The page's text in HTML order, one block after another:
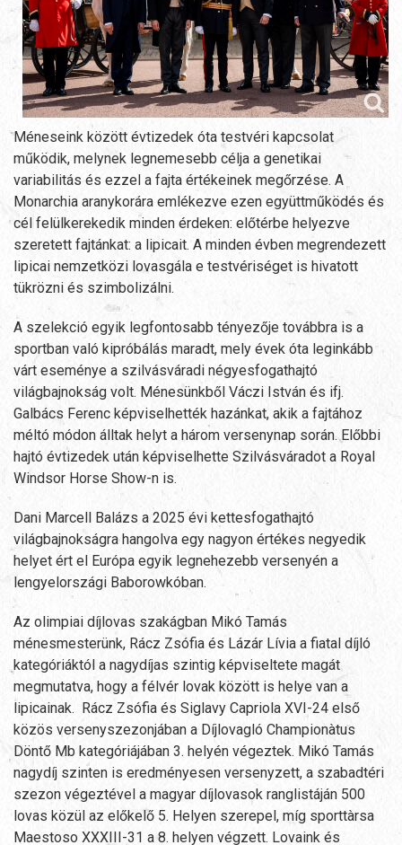
Méneseink között évtizedek óta testvéri kapcsolat
működik, melynek legnemesebb célja a genetikai
variabilitás és ezzel a fajta értékeinek megőrzése. A
Monarchia aranykorára emlékezve ezen együttműködés és
cél felülkerekedik minden érdeken: előtérbe helyezve
szeretett fajtánkat: a lipicait. A minden évben megrendezett
lipicai nemzetközi lovasgála e testvériséget is hivatott
tükrözni és szimbolizálni.
A szelekció egyik legfontosabb tényezője továbbra is a
sportban való kipróbálás maradt, mely évek óta leginkább
várt eseménye a szilvásváradi négyesfogathajtó
világbajnokság volt. Ménesünkből Váczi István és ifj.
Galbács Ferenc képviselhették hazánkat, akik a fajtához
méltó módon álltak helyt a három versenynap során. Előbbi
hajtó évtizedek után képviselhette Szilvásváradot a Royal
Windsor Horse Show-n is.
Dani Marcell Balázs a 2025 évi kettesfogathajtó
világbajnokságra hangolva egy nagyon értékes negyedik
helyet ért el Európa egyik legnehezebb versenyén a
lengyelországi Baborowkóban.
Az olimpiai díjlovas szakágban Mikó Tamás
ménesmesterünk, Rácz Zsófia és Lázár Lívia a fiatal díjló
kategóriáktól a nagydíjas szintig képviseltete magát
megmutatva, hogy a félvér lovak között is helye van a
lipicainak. Rácz Zsófia és Siglavy Capriola XVI-24 első
közös versenyszezonjában a Díjlovagló Championàtus
Döntő Mb kategóriájában 3. helyén végeztek. Mikó Tamás
nagydíj szinten is eredményesen versenyzett, a szabadtéri
szezon végeztével a magyar díjlovasok ranglistáján 500
lovas közül az előkelő 5. Helyen szerepel, míg sporttàrsa
Maestoso XXXIII-31 a 8. helyen végzett. Lovaink és